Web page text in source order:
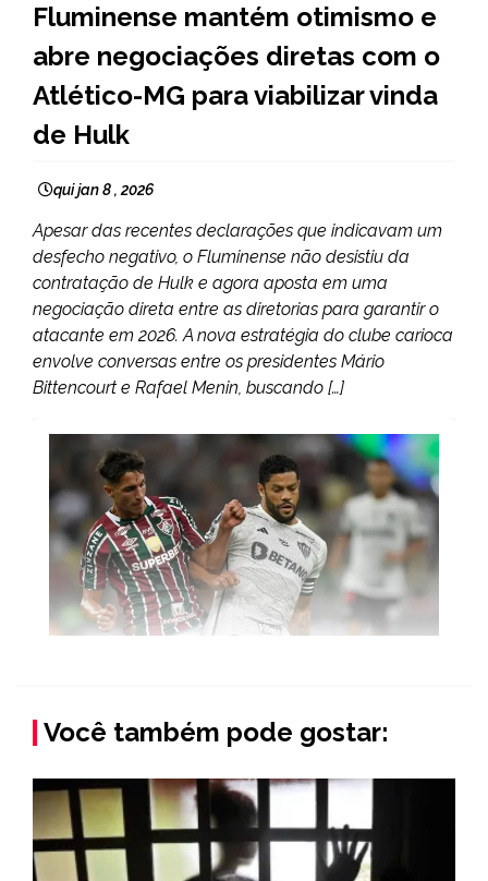
NOTÍCIAS
Fluminense mantém otimismo e
abre negociações diretas com o
Atlético-MG para viabilizar vinda
de Hulk
qui jan 8 , 2026
Apesar das recentes declarações que indicavam um
desfecho negativo, o Fluminense não desistiu da
contratação de Hulk e agora aposta em uma
negociação direta entre as diretorias para garantir o
atacante em 2026. A nova estratégia do clube carioca
envolve conversas entre os presidentes Mário
Bittencourt e Rafael Menin, buscando […]
Você também pode gostar: